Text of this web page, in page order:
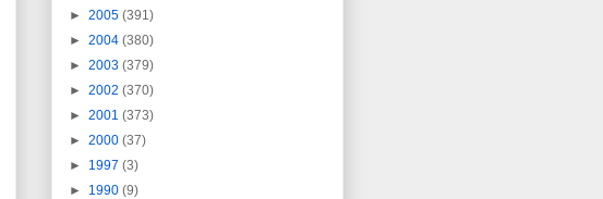
► 2005 (391)
► 2004 (380)
► 2003 (379)
► 2002 (370)
► 2001 (373)
► 2000 (37)
► 1997 (3)
► 1990 (9)